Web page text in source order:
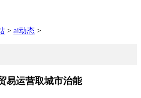
> ai动态 >
易运营取城市治能